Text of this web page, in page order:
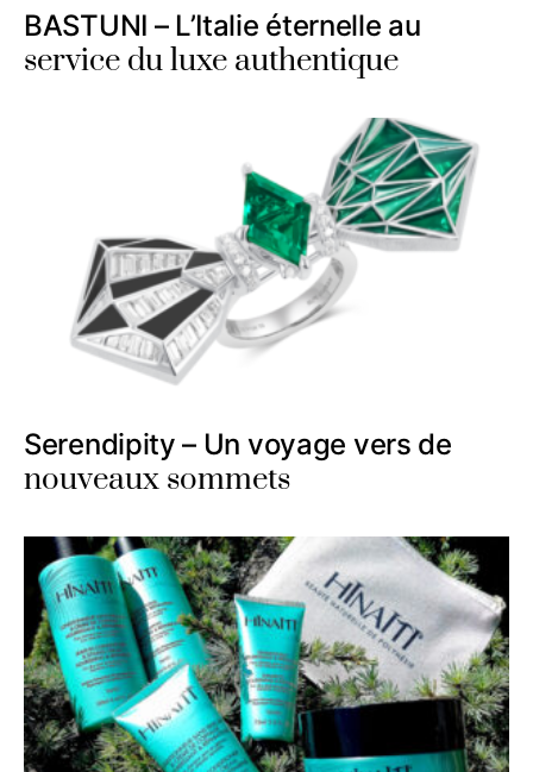
BASTUNI – L’Italie éternelle au
service du luxe authentique
Serendipity – Un voyage vers de
nouveaux sommets